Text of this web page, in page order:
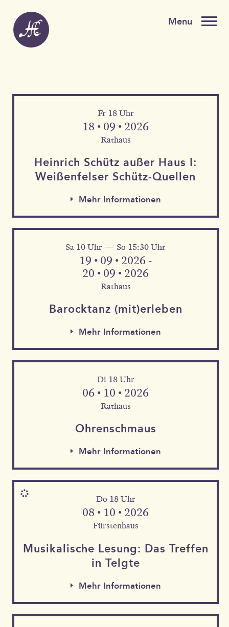
Fr 18 Uhr
18 • 09 • 2026
Rathaus
Heinrich Schütz außer Haus I:
Weißen­felser Schütz-Quellen
Mehr Informationen
Mehr Informationen
Sa 10 Uhr — So 15:30 Uhr
19 • 09 • 2026 -
20 • 09 • 2026
Rathaus
Barock­tanz (mit)erleben
Mehr Informationen
Mehr Informationen
Di 18 Uhr
06 • 10 • 2026
Rathaus
Ohren­schmaus
Mehr Informationen
Do 18 Uhr
08 • 10 • 2026
Fürstenhaus
Musika­lische Le­sung: Das Tref­fen
in Telgte
Mehr Informationen